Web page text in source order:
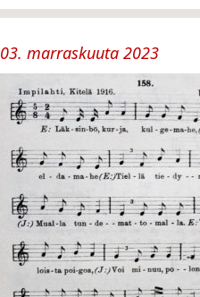
03. marraskuuta 2023